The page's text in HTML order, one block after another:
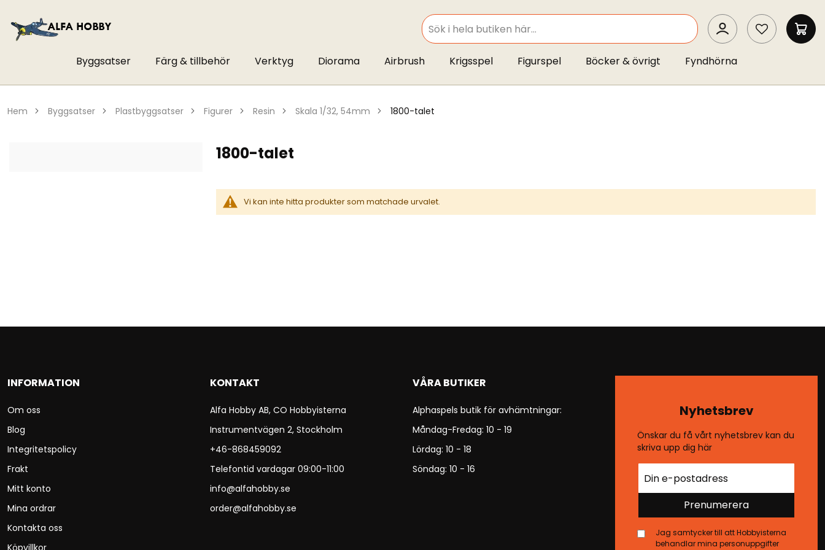
SEARCH
SEARCH
MIN
Byggsatser Färg & tillbehör Verktyg Diorama Airbrush Krigsspel Figurspel Böcker & övrigt Fyndhörna
hem byggsatser plastbyggsatser figurer resin skala 1/32, 54mm 1800-talet
1800-talet
Vi kan inte hitta produkter som matchade urvalet.
INFORMATION
Om oss
Blog
Integritetspolicy
Frakt
Mitt konto
Mina ordrar
Kontakta oss
Köpvillkor
KONTAKT
Alfa Hobby AB, CO Hobbyisterna
Instrumentvägen 2, Stockholm
+46-868459092
Telefontid vardagar 09:00-11:00
info@alfahobby.se
order@alfahobby.se
VÅRA BUTIKER
Alphaspels butik för avhämtningar:
Måndag-Fredag: 10 - 19
Lördag: 10 - 18
Söndag: 10 - 16
Nyhetsbrev
Önskar du få vårt nyhetsbrev kan du
skriva upp dig här
Prenumerera
Jag samtycker till att Hobbyisterna
behandlar mina personuppgifter